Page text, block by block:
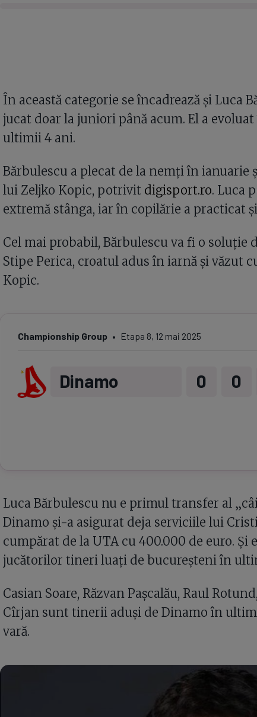
În această categorie se încadrează și Luca
jucat doar la juniori până acum. El a
ultimii 4 ani.
Bărbulescu a plecat de la nemți în ianuarie
lui Zeljko Kopic, potrivit digisport.ro. Luca
extremă stânga, iar în copilărie a practicat
Cel mai probabil, Bărbulescu va fi o
Stipe Perica, croatul adus în iarnă și văzut
Kopic.
Championship Group Etapa 8, 12 mai 2025
Dinamo 0 0
Luca Bărbulescu nu e primul transfer al
Dinamo și-a asigurat deja serviciile lui
cumpărat de la UTA cu 400.000 de euro. Și
jucătorilor tineri luați de bucureșteni în
Casian Soare, Răzvan Pașcalău, Raul
Cîrjan sunt tinerii aduși de Dinamo în
vară.